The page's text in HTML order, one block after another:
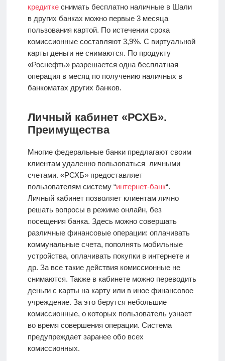
кредиткеснимать бесплатно наличные в Шали
в других банках можно первые 3 месяца
пользования картой. По истечении срока
комиссионные составляют 3,9%. С виртуальной
карты деньги не снимаются. По продукту
«Роснефть» разрешается одна бесплатная
операция в месяц по получению наличных в
банкоматах других банков.
Личный кабинет «РСХБ».
Преимущества
Многие федеральные банки предлагают своим
клиентам удаленно пользоваться личными
счетами. «РСХБ» предоставляет
пользователям систему “интернет-банк“.
Личный кабинет позволяет клиентам лично
решать вопросы в режиме онлайн, без
посещения банка. Здесь можно совершать
различные финансовые операции: оплачивать
коммунальные счета, пополнять мобильные
устройства, оплачивать покупки в интернете и
др. За все такие действия комиссионные не
снимаются. Также в кабинете можно переводить
деньги с карты на карту или в иное финансовое
учреждение. За это берутся небольшие
комиссионные, о которых пользователь узнает
во время совершения операции. Система
предупреждает заранее обо всех
комиссионных.